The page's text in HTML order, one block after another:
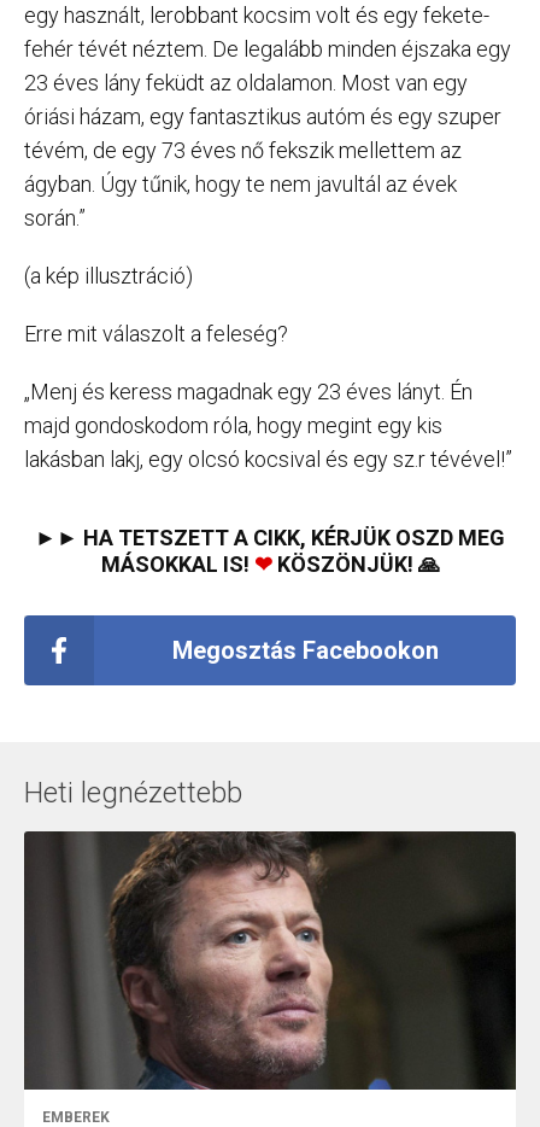
egy használt, lerobbant kocsim volt és egy fekete-
fehér tévét néztem. De legalább minden éjszaka egy
23 éves lány feküdt az oldalamon. Most van egy
óriási házam, egy fantasztikus autóm és egy szuper
tévém, de egy 73 éves nő fekszik mellettem az
ágyban. Úgy tűnik, hogy te nem javultál az évek
során.”
(a kép illusztráció)
Erre mit válaszolt a feleség?
„Menj és keress magadnak egy 23 éves lányt. Én
majd gondoskodom róla, hogy megint egy kis
lakásban lakj, egy olcsó kocsival és egy sz.r tévével!”
►► HA TETSZETT A CIKK, KÉRJÜK OSZD MEG
MÁSOKKAL IS! ❤KÖSZÖNJÜK! 🙏
Megosztás Facebookon
Heti legnézettebb
EMBEREK